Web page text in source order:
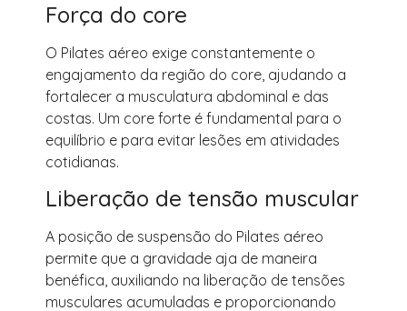
Força do core
O Pilates aéreo exige constantemente o
engajamento da região do core, ajudando a
fortalecer a musculatura abdominal e das
costas. Um core forte é fundamental para o
equilíbrio e para evitar lesões em atividades
cotidianas.
Liberação de tensão muscular
A posição de suspensão do Pilates aéreo
permite que a gravidade aja de maneira
benéfica, auxiliando na liberação de tensões
musculares acumuladas e proporcionando